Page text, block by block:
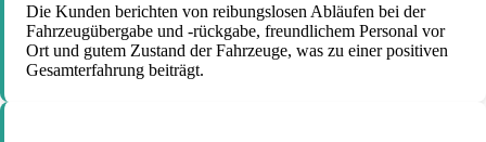
Die Kunden berichten von reibungslosen Abläufen bei der
Fahrzeugübergabe und -rückgabe, freundlichem Personal vor
Ort und gutem Zustand der Fahrzeuge, was zu einer positiven
Gesamterfahrung beiträgt.